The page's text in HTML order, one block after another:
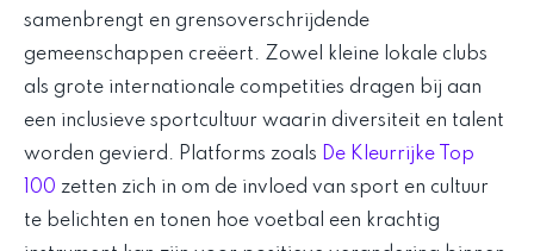
samenbrengt en grensoverschrijdende
gemeenschappen creëert. Zowel kleine lokale clubs
als grote internationale competities dragen bij aan
een inclusieve sportcultuur waarin diversiteit en talent
worden gevierd. Platforms zoals De Kleurrijke Top
100 zetten zich in om de invloed van sport en cultuur
te belichten en tonen hoe voetbal een krachtig